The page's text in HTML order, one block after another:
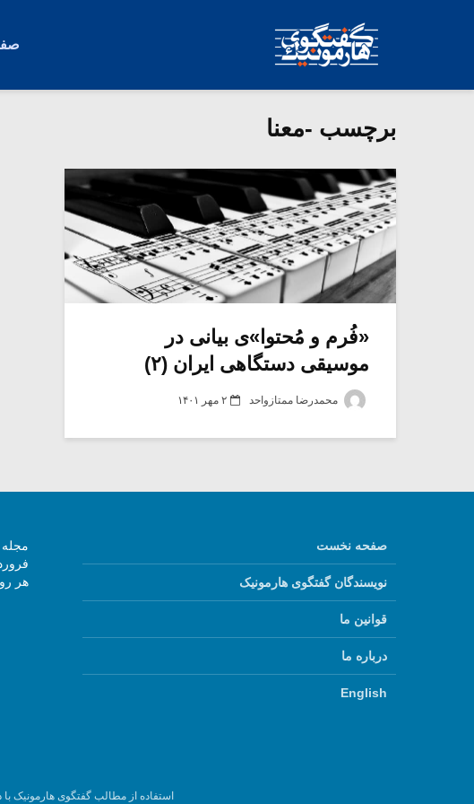
برچسب -معنا
«فُرم و مُحتوا»ی بیانی در
موسیقی دستگاهی ایران (۲)
محمدرضا ممتازواحد ۲ مهر ۱۴۰۱
صفحه نخست
نویسندگان گفتگوی هارمونیک
قوانین ما
درباره ما
English
هر
استفاده از مطالب گفتگوی هارمونیک